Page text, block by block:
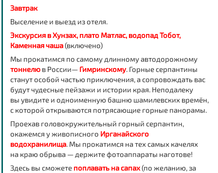
Завтрак
Выселение и выезд из отеля.
Экскурсия в Хунзах, плато Матлас, водопад Тобот,
Каменная чаша(включено)
Мы прокатимся по самому длинному автодорожному
тоннелюв России— Гимринскому. Горные серпантины
станут особой частью приключения, а сопровождать вас
будут чудесные пейзажи и истории края. Неподалеку
вы увидите и одноименную башню шамилевских времён,
с которой открываются потрясающие горные панорамы.
Проехав головокружительный горный серпантин,
окажемся у живописного Ирганайского
водохранилища.Мы прокатимся на тех самых качелях
на краю обрыва — держите фотоаппараты наготове!
Здесь вы сможете поплавать на сапах(по желанию, за